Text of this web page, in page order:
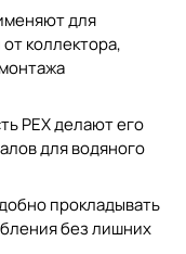
для
коллектора,
PEX делают его
для водяного
прокладывать
без лишних